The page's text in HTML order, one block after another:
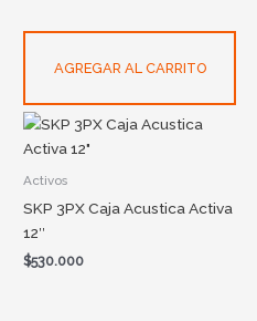
AGREGAR AL CARRITO
Activos
SKP 3PX Caja Acustica Activa
12″
$530.000